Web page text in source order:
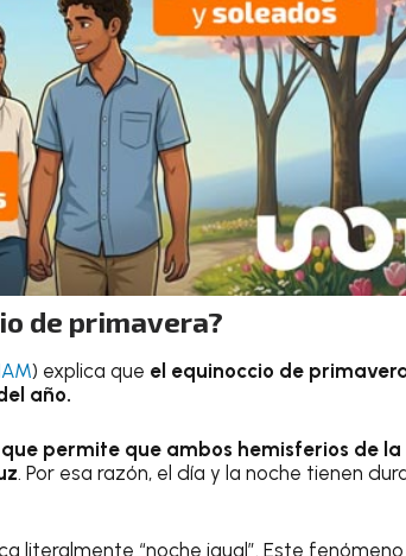
de primavera?
) explica que el equinoccio de
año.
permite que ambos hemisferios de la
. Por esa razón, el día y la noche tienen
literalmente “noche igual”. Este